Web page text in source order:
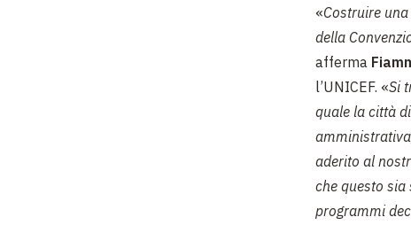
«Costruire
della
afferma
l’UNICEF. «Si
quale la città
aderito al
che questo sia
programmi